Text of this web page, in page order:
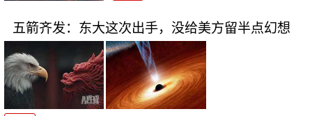
五箭齐发：东大这次出手，没给美方留半点幻想